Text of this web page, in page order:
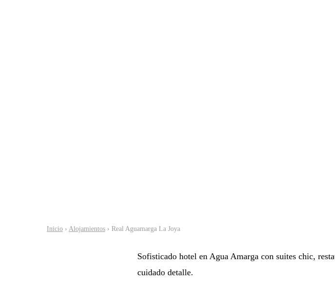
Inicio › Alojamientos › Real Aguamarga La Joya
Sofisticado hotel en Agua Amarga con suites chic,
cuidado detalle.